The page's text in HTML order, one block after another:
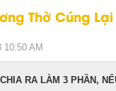
Thờ Cúng Lại
10:50 AM
RA LÀM 3 PHẦN,